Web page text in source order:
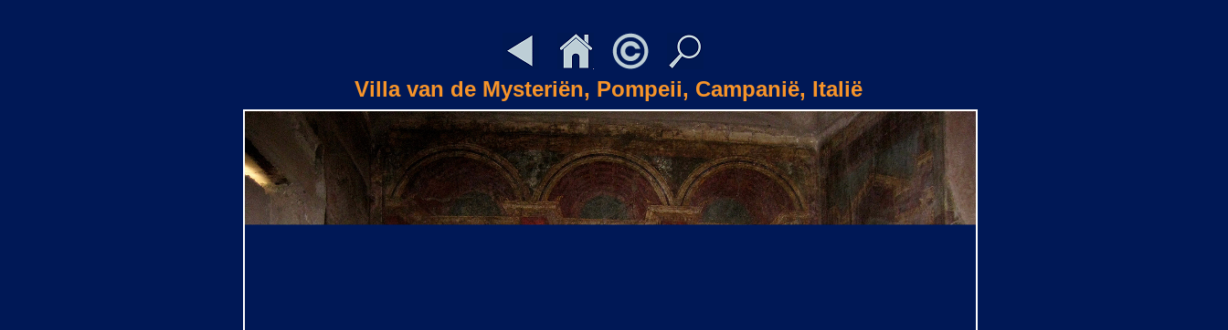
Villa van de Mysteriën, Pompeii, Campanië, Italië